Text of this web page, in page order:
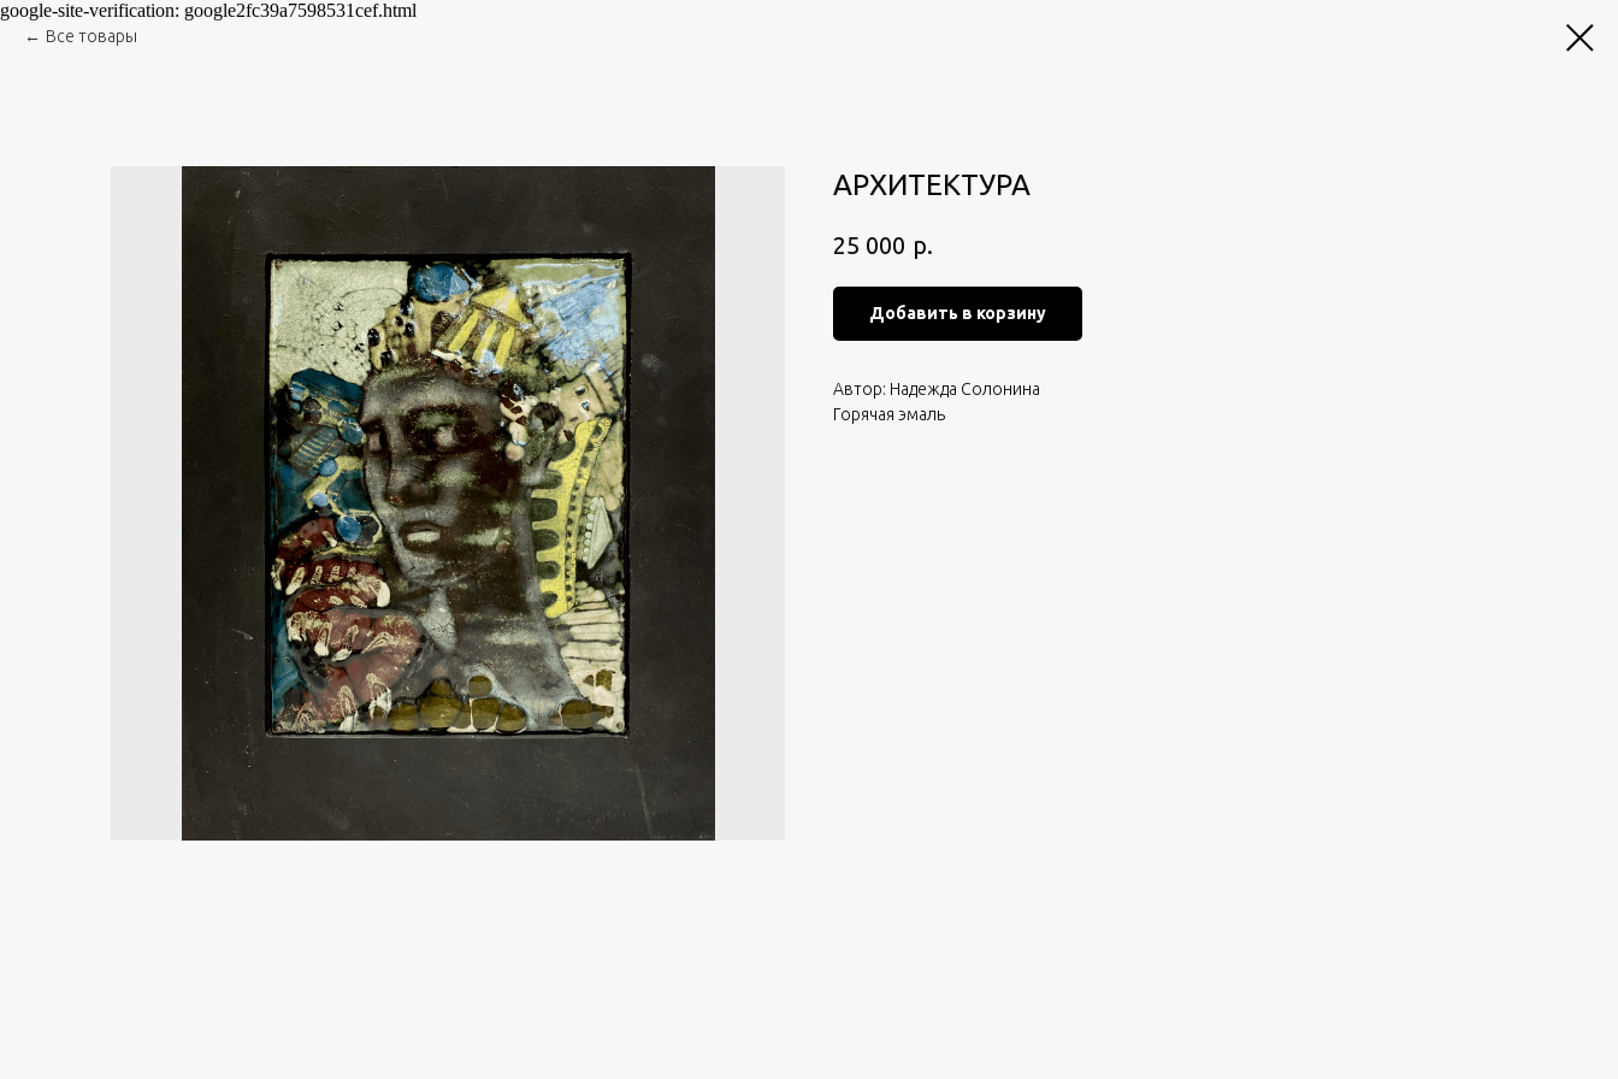
google-site-verification: google2fc39a7598531cef.html
Все товары
АРХИТЕКТУРА
25 000 р.
Добавить в корзину
Автор: Надежда Солонина
Горячая эмаль